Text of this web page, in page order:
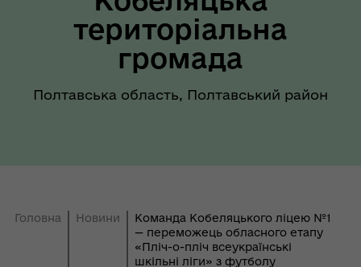
територіальна
громада
Полтавська область, Полтавський район
Головна Новини
Команда Кобеляцького ліцею №1
— переможець обласного етапу
«Пліч-о-пліч всеукраїнські
шкільні ліги» з футболу